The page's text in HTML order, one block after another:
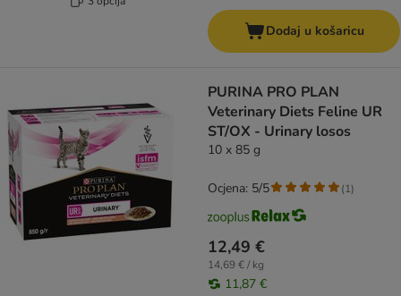
Dodaj u košaricu
PURINA PRO PLAN
Veterinary Diets Feline UR
ST/OX - Urinary losos
10 x 85 g
12,49 €
14,69 € / kg
11,87 €
Ocjena: 5/5 (1)